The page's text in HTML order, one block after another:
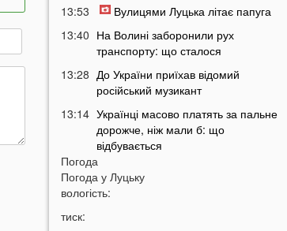
13:53
Вулицями Луцька літає папуга
13:40 На Волині заборонили рух
транспорту: що сталося
13:28 До України приїхав відомий
російський музикант
13:14 Українці масово платять за пальне
дорожче, ніж мали б: що
відбувається
12:45 Українців попередили про
повернення графіків відключень
світла
12:26
Погода
Погода у Луцьку
вологість:
тиск: